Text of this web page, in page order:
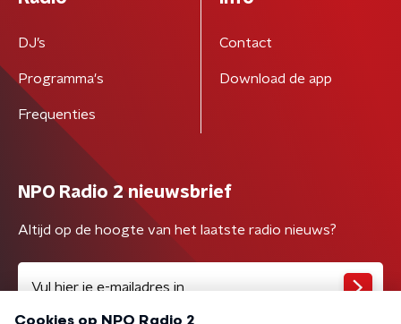
DJ’s
Programma's
Frequenties
Contact
Download de app
NPO Radio 2 nieuwsbrief
Altijd op de hoogte van het laatste radio nieuws?